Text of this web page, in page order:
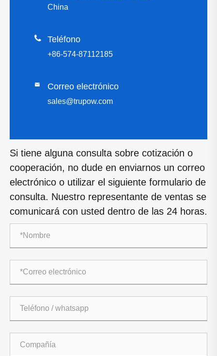
China
 Teléfono
+86-574-87112185
 Correo electrónico
sales@trupow.com
Si tiene alguna consulta sobre cotización o
cooperación, no dude en enviarnos un correo
electrónico o utilizar el siguiente formulario de
consulta. Nuestro representante de ventas se
comunicará con usted dentro de las 24 horas.